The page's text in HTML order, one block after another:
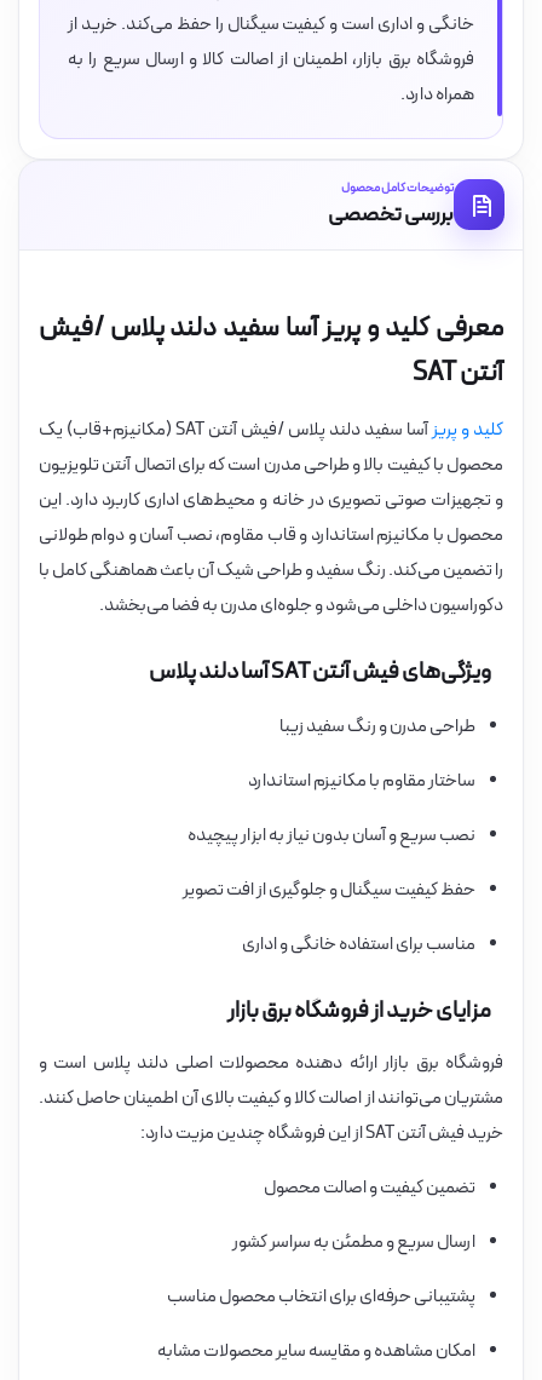
خانگی و اداری است و کیفیت سیگنال را حفظ می‌کند. خرید از
فروشگاه برق بازار، اطمینان از اصالت کالا و ارسال سریع را به
همراه دارد.
توضیحات کامل محصول
بررسی تخصصی
معرفی کلید و پریز آسا سفید دلند پلاس /فیش
آنتن SAT
کلید و پریز
آسا سفید دلند پلاس /فیش آنتن SAT (مکانیزم+قاب) یک
محصول با کیفیت بالا و طراحی مدرن است که برای اتصال آنتن تلویزیون
و تجهیزات صوتی تصویری در خانه و محیط‌های اداری کاربرد دارد. این
محصول با مکانیزم استاندارد و قاب مقاوم، نصب آسان و دوام طولانی
را تضمین می‌کند. رنگ سفید و طراحی شیک آن باعث هماهنگی کامل با
دکوراسیون داخلی می‌شود و جلوه‌ای مدرن به فضا می‌بخشد.
ویژگی‌های فیش آنتن SAT آسا دلند پلاس
طراحی مدرن و رنگ سفید زیبا
ساختار مقاوم با مکانیزم استاندارد
نصب سریع و آسان بدون نیاز به ابزار پیچیده
حفظ کیفیت سیگنال و جلوگیری از افت تصویر
مناسب برای استفاده خانگی و اداری
مزایای خرید از فروشگاه برق بازار
فروشگاه برق بازار ارائه دهنده محصولات اصلی دلند پلاس است و
مشتریان می‌توانند از اصالت کالا و کیفیت بالای آن اطمینان حاصل کنند.
خرید فیش آنتن SAT از این فروشگاه چندین مزیت دارد:
تضمین کیفیت و اصالت محصول
ارسال سریع و مطمئن به سراسر کشور
پشتیبانی حرفه‌ای برای انتخاب محصول مناسب
امکان مشاهده و مقایسه سایر محصولات مشابه